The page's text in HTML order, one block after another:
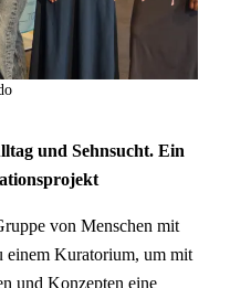
und Sehnsucht. Ein
von Menschen mit
einem Kuratorium, um mit
und Konzepten eine